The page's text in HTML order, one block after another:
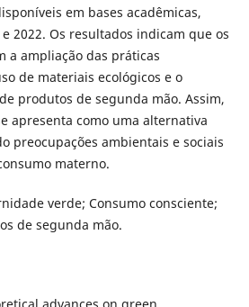
em bases acadêmicas,
2022. Os resultados indicam que os
a ampliação das práticas
de materiais ecológicos e o
produtos de segunda mão. Assim,
apresenta como uma alternativa
preocupações ambientais e sociais
materno.
verde; Consumo consciente;
de segunda mão.